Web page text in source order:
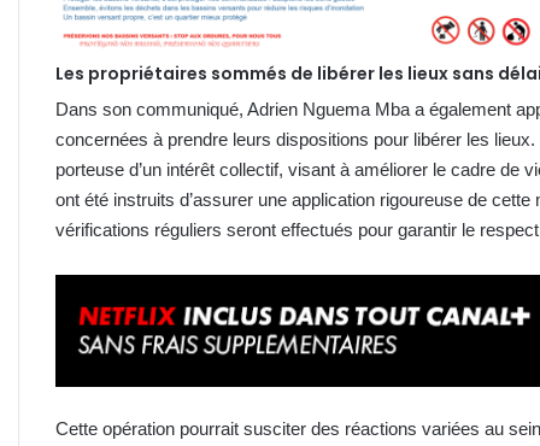
Les propriétaires sommés de libérer les lieux sans
Dans son communiqué, Adrien Nguema Mba a également
concernées à prendre leurs dispositions pour libérer les
porteuse d’un intérêt collectif, visant à améliorer le cadre de
ont été instruits d’assurer une application rigoureuse de
vérifications réguliers seront effectués pour garantir le
Cette opération pourrait susciter des réactions variées au